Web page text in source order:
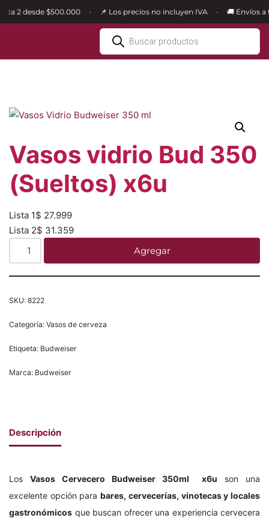
contenido
2 desde $500.000 📌 Los precios no incluyen IVA 🚚 Envíos a
Vasos vidrio Bud 350
(Sueltos) x6u
Lista 1$ 27.999
Lista 2$ 31.359
Agregar
SKU: 8222
Categoría: Vasos de cerveza
Etiqueta: Budweiser
Marca: Budweiser
Descripción
Los Vasos Cervecero Budweiser 350ml x6u son una
excelente opción parabares, cervecerías, vinotecas y locales
gastronómicos que buscan ofrecer una experiencia cervecera